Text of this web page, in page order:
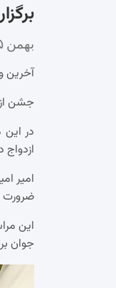
برگزاری
بهمن ۲۵, ۱۴۰۳
آخرین
جشن ازدواج ۴۰ زوج جوان زائر اولی از استان خراسان جنوبی به همت
در این
امیر
ضرورت
این
جوان